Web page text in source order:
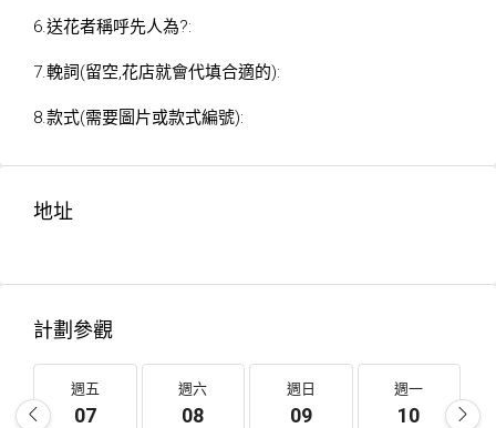
6.送花者稱呼先人為?:
7.輓詞(留空,花店就會代填合適的):
8.款式(需要圖片或款式編號):
地址
計劃參觀
週五
07
週六
08
週日
09
週一
10